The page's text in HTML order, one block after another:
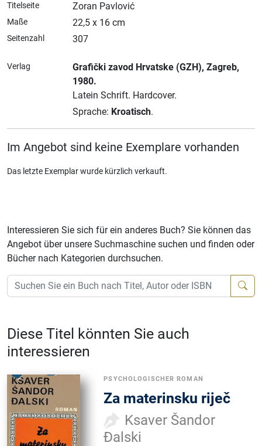
Titelseite Zoran Pavlović
Maße 22,5 x 16 cm
Seitenzahl 307
Verlag Grafički zavod Hrvatske (GZH), Zagreb,
1980.
Latein Schrift. Hardcover.
Sprache: Kroatisch.
Im Angebot sind keine Exemplare vorhanden
Das letzte Exemplar wurde kürzlich verkauft.
Interessieren Sie sich für ein anderes Buch? Sie können das
Angebot über unsere Suchmaschine suchen und finden oder
Bücher nach Kategorien durchsuchen.
Diese Titel könnten Sie auch
interessieren
PSYCHOLOGISCHER ROMAN
Za materinsku riječ
Ksaver Šandor
Đalski